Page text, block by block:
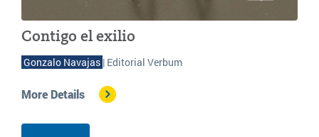
Contigo el exilio
Gonzalo Navajas | Editorial Verbum
More Details